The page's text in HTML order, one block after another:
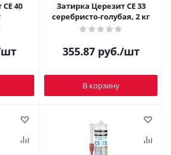
40
Затирка Церезит CE 33
серебристо-голубая, 2 кг
355.87руб./шт
В корзину